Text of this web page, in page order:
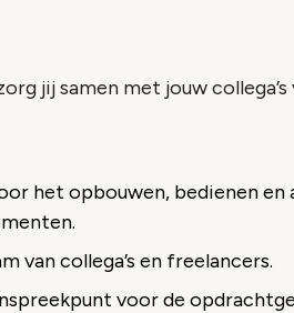
jij samen met jouw
het opbouwen, bedienen en
van collega’s en freelancers.
voor de